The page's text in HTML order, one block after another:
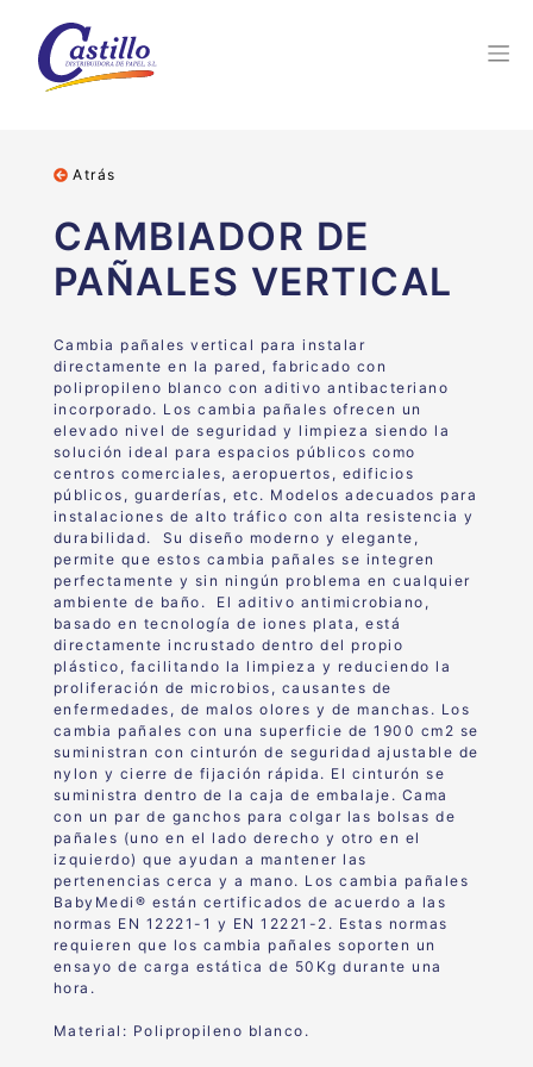
Atrás
CAMBIADOR DE
PAÑALES VERTICAL
Cambia pañales vertical para instalar
directamente en la pared, fabricado con
polipropileno blanco con aditivo antibacteriano
incorporado. Los cambia pañales ofrecen un
elevado nivel de seguridad y limpieza siendo la
solución ideal para espacios públicos como
centros comerciales, aeropuertos, edificios
públicos, guarderías, etc. Modelos adecuados para
instalaciones de alto tráfico con alta resistencia y
durabilidad. Su diseño moderno y elegante,
permite que estos cambia pañales se integren
perfectamente y sin ningún problema en cualquier
ambiente de baño. El aditivo antimicrobiano,
basado en tecnología de iones plata, está
directamente incrustado dentro del propio
plástico, facilitando la limpieza y reduciendo la
proliferación de microbios, causantes de
enfermedades, de malos olores y de manchas. Los
cambia pañales con una superficie de 1900 cm2 se
suministran con cinturón de seguridad ajustable de
nylon y cierre de fijación rápida. El cinturón se
suministra dentro de la caja de embalaje. Cama
con un par de ganchos para colgar las bolsas de
pañales (uno en el lado derecho y otro en el
izquierdo) que ayudan a mantener las
pertenencias cerca y a mano. Los cambia pañales
BabyMedi® están certificados de acuerdo a las
normas EN 12221-1 y EN 12221-2. Estas normas
requieren que los cambia pañales soporten un
ensayo de carga estática de 50Kg durante una
hora.
Material: Polipropileno blanco.